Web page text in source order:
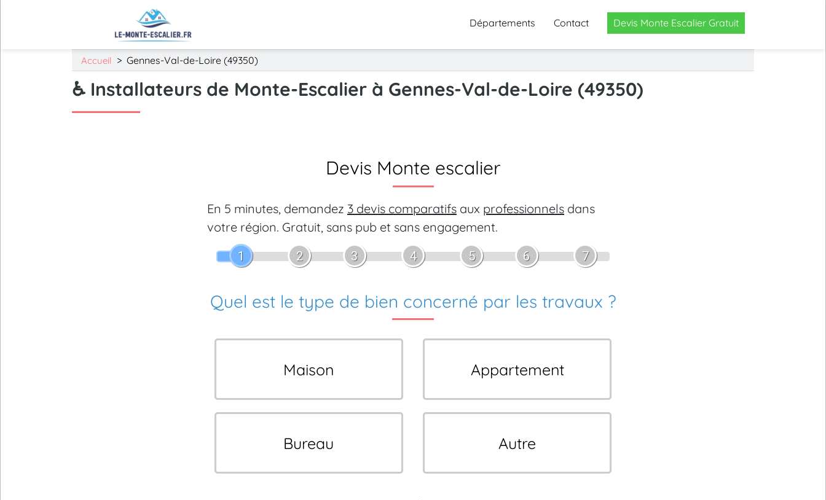
Départements Contact Devis Monte Escalier Gratuit
Accueil > Gennes-Val-de-Loire (49350)
♿ Installateurs de Monte-Escalier à Gennes-Val-de-Loire (49350)
Devis Monte escalier
En 5 minutes, demandez 3 devis comparatifs aux professionnels dans
votre région. Gratuit, sans pub et sans engagement.
1 2 3 4 5 6 7
Quel est le type de bien concerné par les travaux ?
Maison Appartement
Bureau Autre